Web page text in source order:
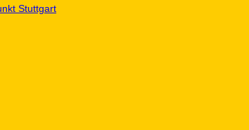
Stuttgart